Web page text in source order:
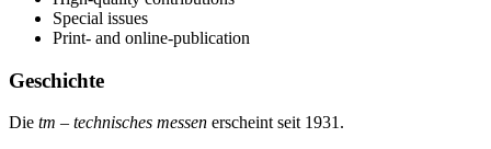
Special issues
Print- and online-publication
Geschichte
Die tm – technisches messen erscheint seit 1931.